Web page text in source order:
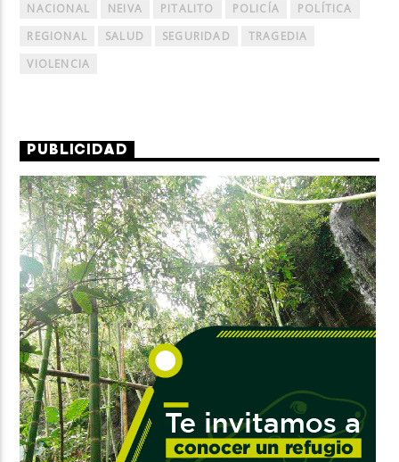
NACIONAL
NEIVA PITALITO POLICÍA
POLÍTICA
REGIONAL
SALUD SEGURIDAD
TRAGEDIA
VIOLENCIA
PUBLICIDAD